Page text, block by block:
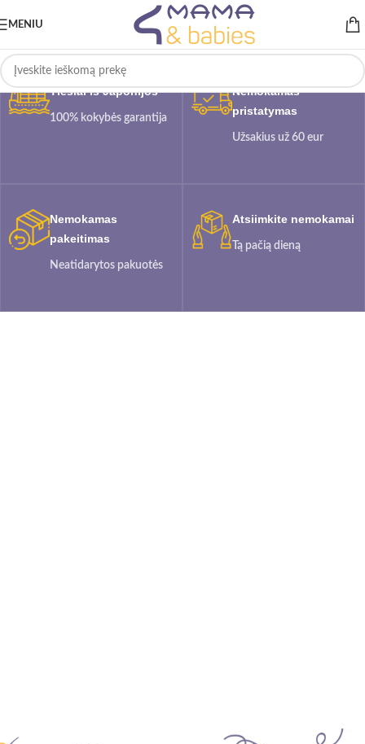
MENIU
Tiesiai iš Japonijos
100% kokybės garantija
Nemokamas
pristatymas
Užsakius už 60 eur
Atsiimkite nemokamai
Tą pačią dieną
Nemokamas
pakeitimas
Neatidarytos pakuotės